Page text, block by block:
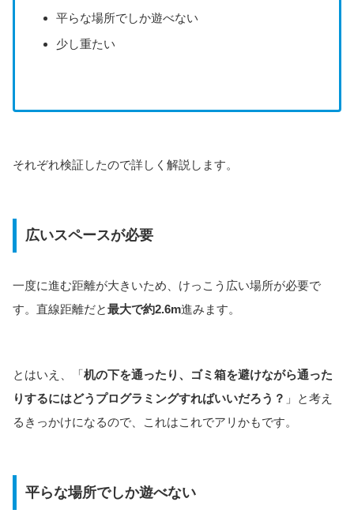
平らな場所でしか遊べない
少し重たい
それぞれ検証したので詳しく解説します。
広いスペースが必要
一度に進む距離が大きいため、けっこう広い場所が必要で
す。直線距離だと最大で約2.6m進みます。
とはいえ、「机の下を通ったり、ゴミ箱を避けながら通った
りするにはどうプログラミングすればいいだろう？ 」と考え
るきっかけになるので、これはこれでアリかもです。
平らな場所でしか遊べない